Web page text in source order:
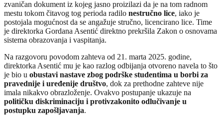
zvaničan dokument iz kojeg jasno proizilazi da je na tom radnom
mestu tokom čitavog tog perioda radilo nestručno lice, iako je
postojala mogućnost da se angažuje stručno, licencirano lice. Time
je direktorka Gordana Asentić direktno prekršila Zakon o osnovama
sistema obrazovanja i vaspitanja.
Na razgovoru povodom zahteva od 21. marta 2025. godine,
direktorka Asentić mu je kao razlog odbijanja otvoreno navela to što
je bio u obustavi nastave zbog podrške studentima u borbi za
pravednije i uređenije društvo, dok za prethodne zahteve nije
imala nikakvo obrazloženje. Ovakvo postupanje ukazuje na
političku diskriminaciju i protivzakonito odlučivanje u
postupku zapošljavanja.